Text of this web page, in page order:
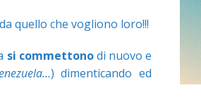
quello che vogliono loro!!!
si commettonodi nuovo e
) dimenticando ed